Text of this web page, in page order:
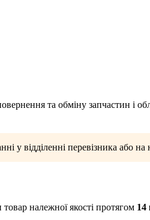
та обміну запчастин і
у відділенні перевізника або
належної якості протягом 14